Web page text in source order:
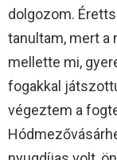
dolgozom.
tanultam, mert a
mellette mi,
fogakkal
végeztem a